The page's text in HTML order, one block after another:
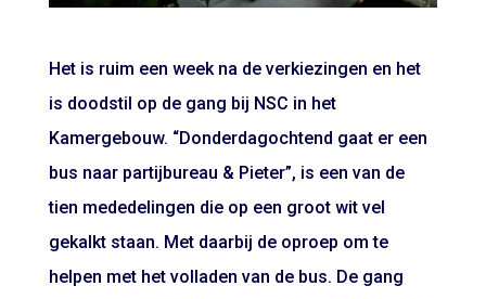
Het is ruim een week na de verkiezingen en het
is doodstil op de gang bij NSC in het
Kamergebouw. “Donderdagochtend gaat er een
bus naar partijbureau & Pieter”, is een van de
tien mededelingen die op een groot wit vel
gekalkt staan. Met daarbij de oproep om te
helpen met het volladen van de bus. De gang